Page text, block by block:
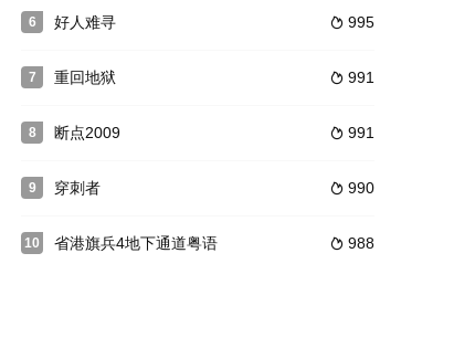
，特警老兵“枪手”(Gunner)需要深入毒枭帮派内部，
6  995
好人难寻
7  991
重回地狱
8  991
断点2009
9  990
穿刺者
10  988
省港旗兵4地下通道粤语